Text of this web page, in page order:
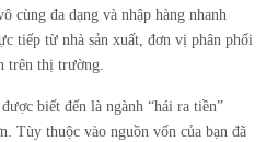
cùng đa dạng và nhập hàng nhanh
tiếp từ nhà sản xuất, đơn vị phân phối
trên thị trường.
biết đến là ngành “hái ra tiền”
Tùy thuộc vào nguồn vốn của bạn đã